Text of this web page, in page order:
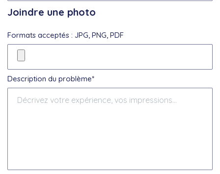
Joindre une photo
Formats acceptés : JPG, PNG, PDF
Description du problème*